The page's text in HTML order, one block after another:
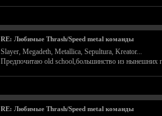
RE: Любимые Thrash/Speed metal команды
Slayer, Megadeth, Metallica, Sepultura, Kreator...
Предпочитаю old school,большинство из нынешних
RE: Любимые Thrash/Speed metal команды